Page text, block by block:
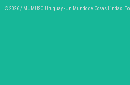
© 2026 / MUMUSO Uruguay - Un Mundo de Cosas Lindas.